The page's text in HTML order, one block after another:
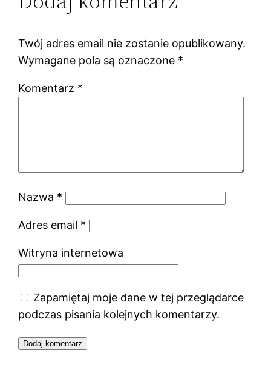
Twój adres email nie zostanie opublikowany.
Wymagane pola są oznaczone *
Komentarz *
Nazwa *
Adres email *
Witryna internetowa
Zapamiętaj moje dane w tej przeglądarce
podczas pisania kolejnych komentarzy.